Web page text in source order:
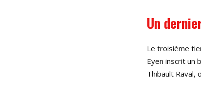
Un
Le troisième
Eyen inscrit un
Thibault Raval,